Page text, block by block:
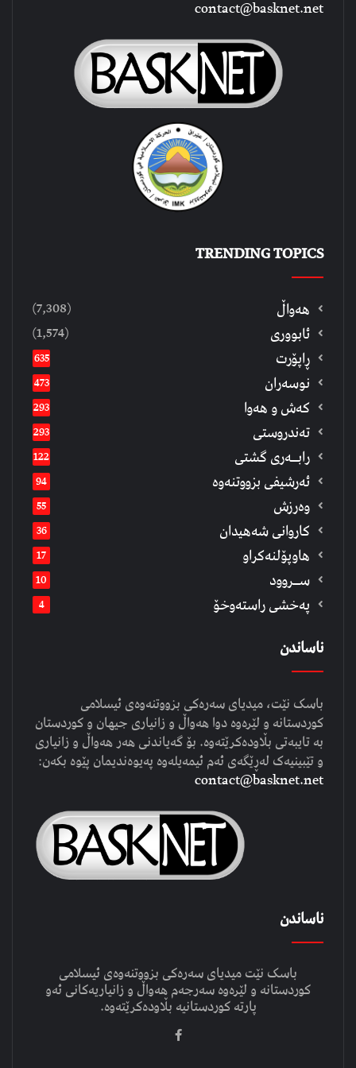
contact@basknet.net
TRENDING TOPICS
هەواڵ (7,308)
ئابووری (1,574)
ڕاپۆرت 635
نوسەران 473
كەش و هەوا 293
تەندروستی 293
رابــه‌ری گشتی 122
ئەرشیفى بزووتنەوە 94
وەرزش 55
كاروانی شەهیدان 36
هاوپۆلنەكراو 17
ســروود 10
په‌خشی راسته‌وخۆ 4
ناساندن
باسک نێت، میدیای سەرەکی بزووتنەوەی ئیسلامی
کوردستانە و لێرەوە دوا هەواڵ و زانیاری جیهان و کوردستان
بە تایبەتی بڵاودەکرێتەوە. بۆ گەیاندنی هەر هەواڵ و زانیاری
و تێبینیەک لەڕێگەی ئەم ئیمەیلەوە پەیوەندیمان پێوە بکەن:
contact@basknet.net
ناساندن
باسک نێت میدیای سەرەکی بزووتنەوەی ئیسلامی
کوردستانە و لێرەوە سەرجەم هەواڵ و زانیاریەکانی ئەو
پارتە کوردستانیە بڵاودەکرێتەوە.